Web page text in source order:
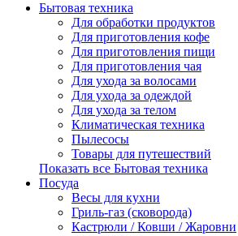
Бытовая техника
Для обработки продуктов
Для приготовления кофе
Для приготовления пищи
Для приготовления чая
Для ухода за волосами
Для ухода за одеждой
Для ухода за телом
Климатическая техника
Пылесосы
Товары для путешествий
Показать все Бытовая техника
Посуда
Весы для кухни
Гриль-газ (сковорода)
Кастрюли / Ковши / Жаровни